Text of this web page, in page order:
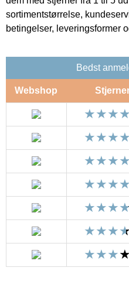
sortimentstørrelse,
betingelser, leveringsformer
Bedst
Webshop